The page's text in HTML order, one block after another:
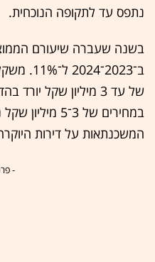
נתפס עד לתקופה הנוכחית.
של עד 3 מיליון שקל
במחירים של 3־5
המשכנתאות על דירות
-